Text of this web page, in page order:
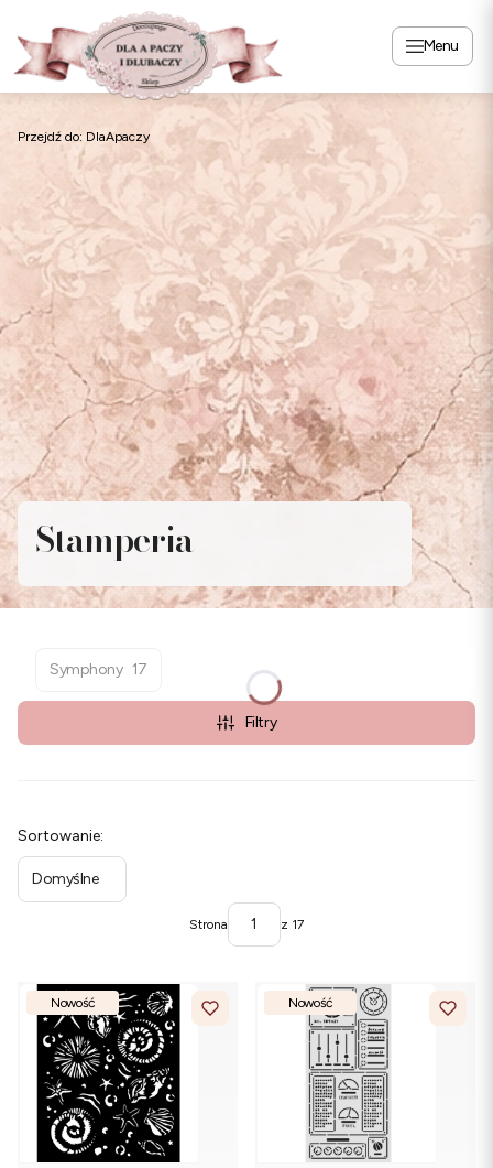
Menu
Przejdź do: DlaApaczy
Stamperia
Symphony 17
Filtry
Lista produktów
Sortowanie:
Domyślne
Strona z 17
Nowość Nowość